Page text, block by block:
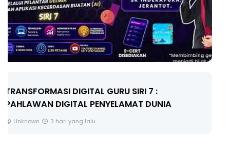
MAJLIS ANUGERAH FFK (FESTIVAL LENSA
PENDIDIKAN - FLeP) 2026
Unknown 4 hari yang lalu